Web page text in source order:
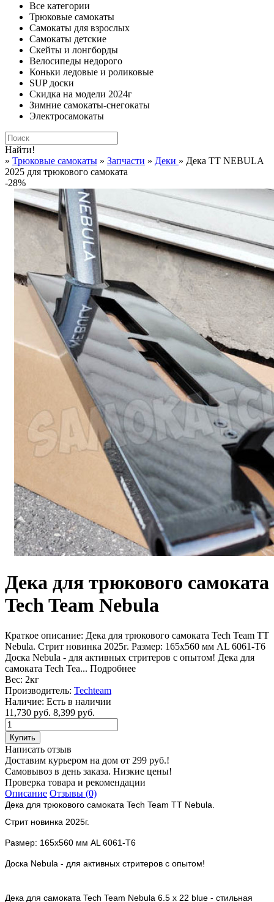
Все категории
Трюковые самокаты
Самокаты для взрослых
Самокаты детские
Cкейты и лонгборды
Велосипеды недорого
Коньки ледовые и роликовые
SUP доски
Скидка на модели 2024г
Зимние самокаты-снегокаты
Электросамокаты
Найти!
» Трюковые самокаты » Запчасти » Деки » Дека TT NEBULA
2025 для трюкового самоката
-28%
Дека для трюкового самоката
Tech Team Nebula
Краткое описание: Дека для трюкового самоката Tech Team TT
Nebula. Стрит новинка 2025г. Размер: 165х560 мм AL 6061-T6
Доска Nebula - для активных стритеров с опытом! Дека для
самоката Tech Tea... Подробнее
Вес: 2кг
Производитель: Techteam
Наличие: Есть в наличии
11,730 руб. 8,399 руб.
Написать отзыв
Доставим курьером на дом от 299 руб.!
Самовывоз в день заказа. Низкие цены!
Проверка товара и рекомендации
Описание Отзывы (0)
Дека для трюкового самоката Tech Team TT Nebula.
Стрит новинка 2025г.
Размер: 165х560 мм AL 6061-T6
Доска Nebula - для активных стритеров с опытом!
Дека для самоката Tech Team Nebula 6.5 x 22 blue - стильная